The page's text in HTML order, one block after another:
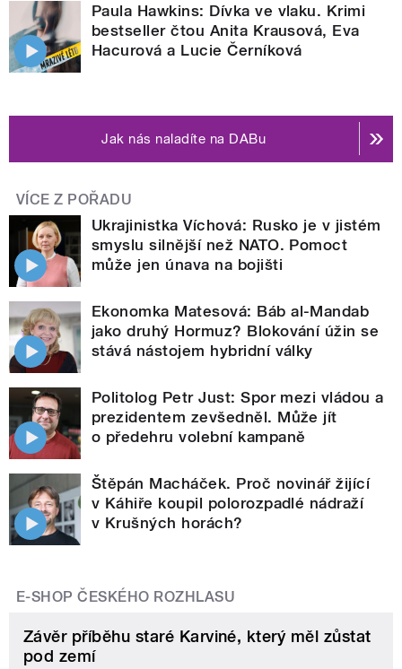
Paula Hawkins: Dívka ve vlaku. Krimi
bestseller čtou Anita Krausová, Eva
Hacurová a Lucie Černíková
Jak nás naladíte na DABu
VÍCE Z POŘADU
Ukrajinistka Víchová: Rusko je v jistém
smyslu silnější než NATO. Pomoct
může jen únava na bojišti
Ekonomka Matesová: Báb al-Mandab
jako druhý Hormuz? Blokování úžin se
stává nástojem hybridní války
Politolog Petr Just: Spor mezi vládou a
prezidentem zevšedněl. Může jít
o předehru volební kampaně
Štěpán Macháček. Proč novinář žijící
v Káhiře koupil polorozpadlé nádraží
v Krušných horách?
E-SHOP ČESKÉHO ROZHLASU
Závěr příběhu staré Karviné, který měl zůstat
pod zemí